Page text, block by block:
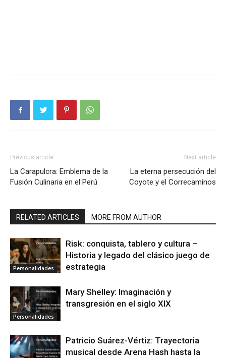
Previous article
La Carapulcra: Emblema de la
Fusión Culinaria en el Perú
Next article
La eterna persecución del
Coyote y el Correcaminos
RELATED ARTICLES MORE FROM AUTHOR
Personalidades
Risk: conquista, tablero y cultura –
Historia y legado del clásico juego de
estrategia
Personalidades
Mary Shelley: Imaginación y
transgresión en el siglo XIX
Patricio Suárez-Vértiz: Trayectoria
musical desde Arena Hash hasta la